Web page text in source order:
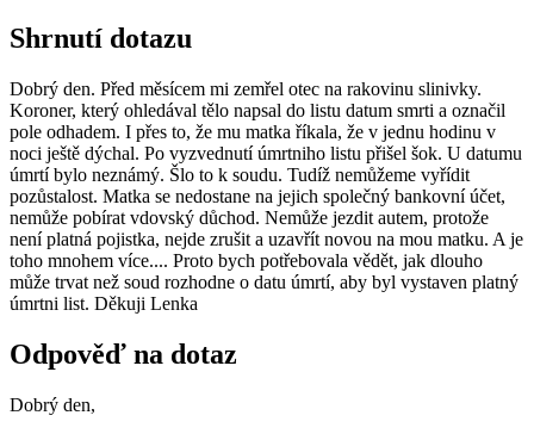
Shrnutí dotazu
Dobrý den. Před měsícem mi zemřel otec na rakovinu slinivky.
Koroner, který ohledával tělo napsal do listu datum smrti a označil
pole odhadem. I přes to, že mu matka říkala, že v jednu hodinu v
noci ještě dýchal. Po vyzvednutí úmrtniho listu přišel šok. U datumu
úmrtí bylo neznámý. Šlo to k soudu. Tudíž nemůžeme vyřídit
pozůstalost. Matka se nedostane na jejich společný bankovní účet,
nemůže pobírat vdovský důchod. Nemůže jezdit autem, protože
není platná pojistka, nejde zrušit a uzavřít novou na mou matku. A je
toho mnohem více.... Proto bych potřebovala vědět, jak dlouho
může trvat než soud rozhodne o datu úmrtí, aby byl vystaven platný
úmrtni list. Děkuji Lenka
Odpověď na dotaz
Dobrý den,